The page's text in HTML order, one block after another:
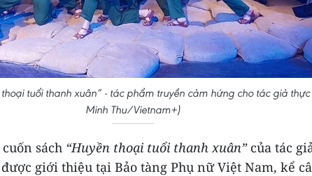
tuổi thanh xuân” - tác phẩm truyền cảm hứng cho tác giả
Minh Thu/Vietnam+)
sách “Huyền thoại tuổi thanh xuân” của tác
giới thiệu tại Bảo tàng Phụ nữ Việt Nam, kể